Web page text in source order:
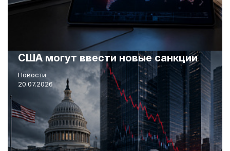
США могут ввести новые санкции
Новости
20.07.2026